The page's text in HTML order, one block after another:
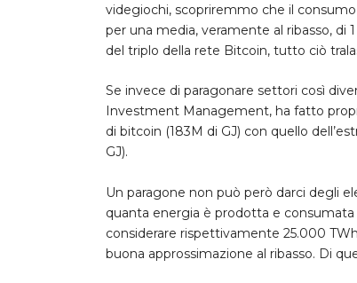
videgiochi, scopriremmo che il
per una media, veramente al ribasso, di
del triplo della rete Bitcoin, tutto ciò
Se invece di paragonare settori così
Investment Management, ha fatto
di bitcoin (183M di GJ) con quello
GJ).
Un paragone non può però darci degli
quanta energia è prodotta e
considerare rispettivamente 25.000
buona approssimazione al ribasso. Di